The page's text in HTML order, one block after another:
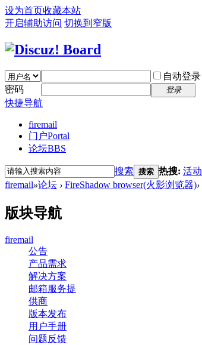
设为首页收藏本站
开启辅助访问 切换到窄版
自动登录
密码
登录
快捷导航
firemail
门户Portal
论坛BBS
搜索 搜索 热搜: 活动
firemail»论坛 › FireShadow browser(火影浏览器)›
版块导航
firemail
公告
产品需求
解决方案
邮箱服务提
供商
版本发布
用户手册
问题反馈